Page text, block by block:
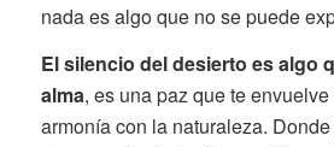
nada es algo que no se puede
El silencio del desierto es algo
alma, es una paz que te
armonía con la naturaleza.